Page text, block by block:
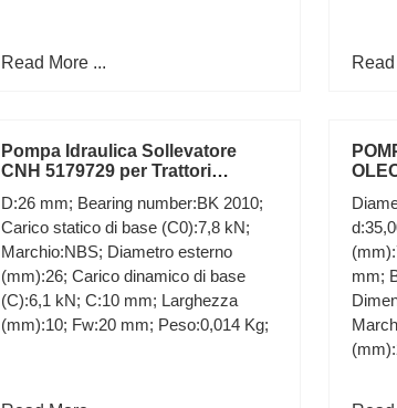
Read More ...
Pompa Idraulica Sollevatore
CNH 5179729 per Trattori
D:26 mm; Bearing number:BK 2010;
Carico statico di base (C0):7,8 kN;
Marchio:NBS; Diametro esterno
(mm):26; Carico dinamico di base
(C):6,1 kN; C:10 mm; Larghezza
(mm):10; Fw:20 mm; Peso:0,014 Kg;
mm;